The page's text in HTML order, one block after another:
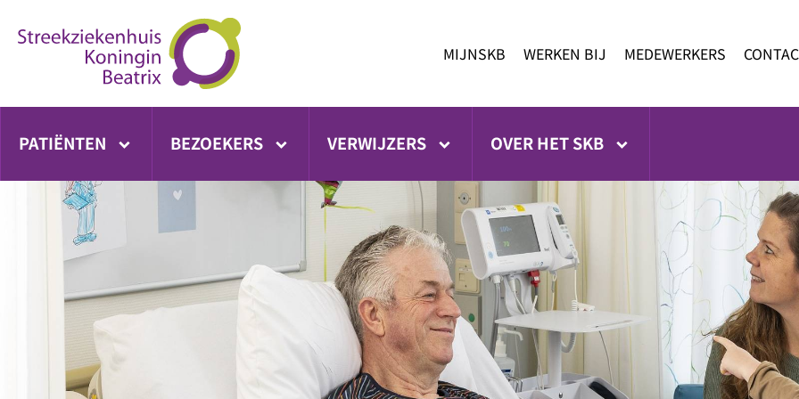
direct
MIJNSKB WERKEN BIJ MEDEWERKERS
PATIËNTEN BEZOEKERS VERWIJZERS OVER HET SKB